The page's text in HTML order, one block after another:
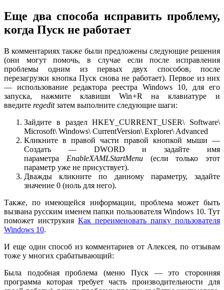
Еще два способа исправить проблему,
когда Пуск не работает
В комментариях также были предложены следующие решения
(они могут помочь, в случае если после исправления
проблемы одним из первых двух способов, после
перезагрузки кнопка Пуск снова не работает). Первое из них
— использование редактора реестра Windows 10, для его
запуска, нажмите клавиши Win+R на клавиатуре и
введите regeditзатем выполните следующие шаги:
Зайдите в раздел HKEY_CURRENT_USER\ Software\
Microsoft\ Windows\ CurrentVersion\ Explorer\ Advanced
Кликните в правой части правой кнопкой мыши —
Создать — DWORD и задайте имя
параметра EnableXAMLStartMenu(если только этот
параметр уже не присуствует).
Дважды кликните по данному параметру, задайте
значение 0 (ноль для него).
Также, по имеющейся информации, проблема может быть
вызвана русским именем папки пользователя Windows 10. Тут
поможет инструкия Как переименовать папку пользователя
Windows 10.
И еще один способ из комментариев от Алексея, по отзывам
тоже у многих срабатывающий:
Была подобная проблема (меню Пуск — это сторонняя
программа которая требует часть производительности для